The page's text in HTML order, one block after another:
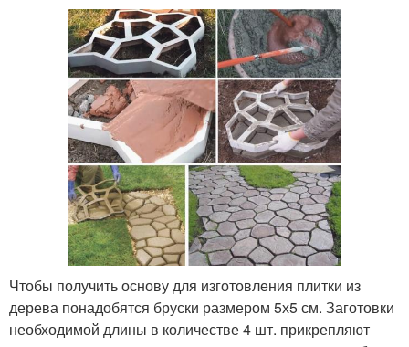
Чтобы получить основу для изготовления плитки из
дерева понадобятся бруски размером 5х5 см. Заготовки
необходимой длины в количестве 4 шт. прикрепляют